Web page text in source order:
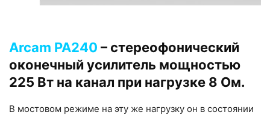
Arcam PA240 – стереофонический
оконечный усилитель мощностью
225 Вт на канал при нагрузке 8 Ом.
В мостовом режиме на эту же нагрузку он в состоянии